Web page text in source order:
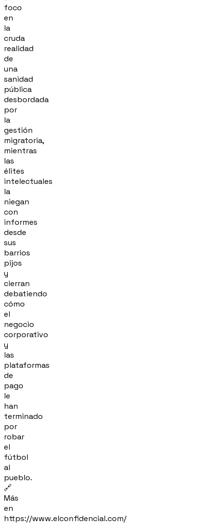
foco
en
la
cruda
realidad
de
una
sanidad
pública
desbordada
por
la
gestión
migratoria,
mientras
las
élites
intelectuales
la
niegan
con
informes
desde
sus
barrios
pijos
y
cierran
debatiendo
cómo
el
negocio
corporativo
y
las
plataformas
de
pago
le
han
terminado
por
robar
el
fútbol
al
pueblo.
🔗
Más
en
https://www.elconfidencial.com/